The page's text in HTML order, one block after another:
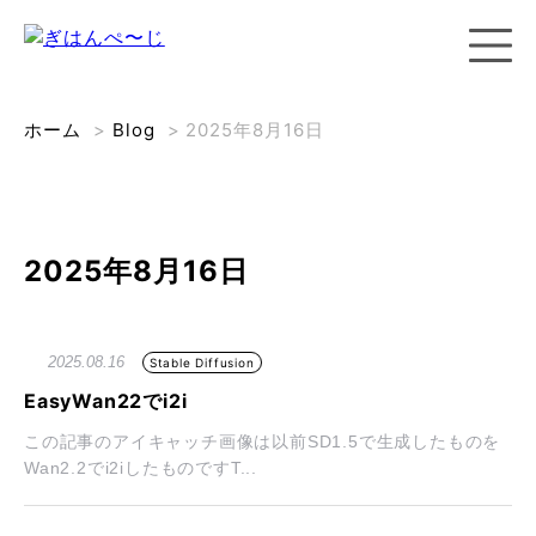
ホーム > Blog > 2025年8月16日
2025年8月16日
2025.08.16 Stable Diffusion
EasyWan22でi2i
この記事のアイキャッチ画像は以前SD1.5で生成したものを
Wan2.2でi2iしたものですT...